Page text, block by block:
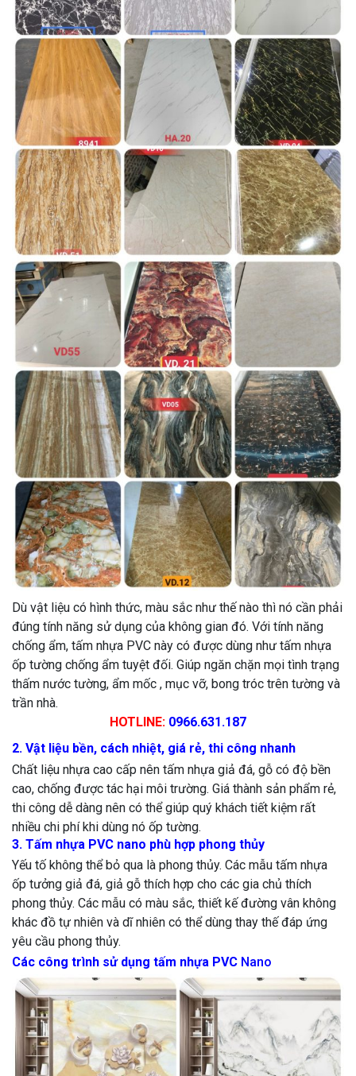
Dù vật liệu có hình thức, màu sắc như thế nào thì nó cần phải
đúng tính năng sử dụng của không gian đó. Với tính năng
chống ẩm, tấm nhựa PVC này có được dùng như tấm nhựa
ốp tường chống ẩm tuyệt đối. Giúp ngăn chặn mọi tình trạng
thấm nước tường, ẩm mốc , mục vỡ, bong tróc trên tường và
trần nhà.
HOTLINE: 0966.631.187
2. Vật liệu bền, cách nhiệt, giá rẻ, thi công nhanh
Chất liệu nhựa cao cấp nên tấm nhựa giả đá, gỗ có độ bền
cao, chống được tác hại môi trường. Giá thành sản phẩm rẻ,
thi công dễ dàng nên có thể giúp quý khách tiết kiệm rất
nhiều chi phí khi dùng nó ốp tường.
3. Tấm nhựa PVC nano phù hợp phong thủy
Yếu tố không thể bỏ qua là phong thủy. Các mẫu tấm nhựa
ốp tưởng giả đá, giả gỗ thích hợp cho các gia chủ thích
phong thủy. Các mẫu có màu sắc, thiết kế đường vân không
khác đồ tự nhiên và dĩ nhiên có thể dùng thay thế đáp ứng
yêu cầu phong thủy.
Các công trình sử dụng tấm nhựa PVC Nano